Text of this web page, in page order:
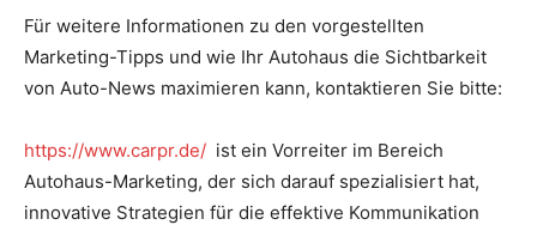
Für weitere Informationen zu den vorgestellten
Marketing-Tipps und wie Ihr Autohaus die Sichtbarkeit
von Auto-News maximieren kann, kontaktieren Sie bitte:
https://www.carpr.de/ ist ein Vorreiter im Bereich
Autohaus-Marketing, der sich darauf spezialisiert hat,
innovative Strategien für die effektive Kommunikation